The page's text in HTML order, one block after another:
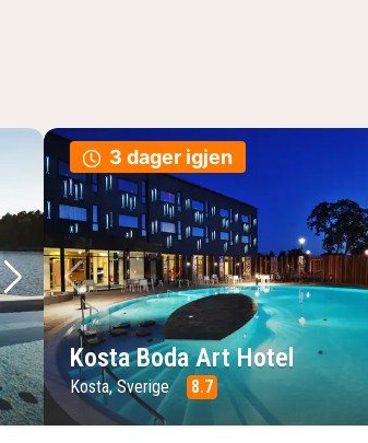
Neste bilde
3 dager igjen
Forrige bilde
Kosta Boda Art Hotel
Kosta, Sverige 8.7